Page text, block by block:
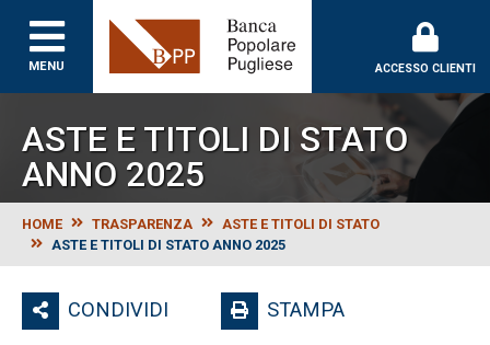
MENU
Banca Popolare
ACCESSO CLIENTI
ASTE E TITOLI DI STATO
ANNO 2025
HOME TRASPARENZA
ASTE E TITOLI DI STATO
ASTE E TITOLI DI STATO ANNO 2025
CONDIVIDI STAMPA